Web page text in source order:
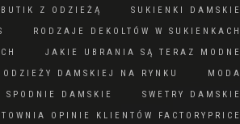
Z ODZIEŻĄ
SUKIENKI DAMSKIE
RODZAJE DEKOLTÓW W SUKIENKACH
JAKIE UBRANIA SĄ TERAZ MODNE
DAMSKIEJ NA RYNKU
MODA
SPODNIE DAMSKIE
SWETRY DAMSKIE
OPINIE KLIENTÓW FACTORYPRICE